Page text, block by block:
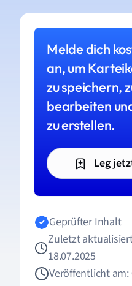
Melde dich
an, um
zu speichern,
bearbeiten
zu erstellen.
Leg
Geprüfter Inhalt
Zuletzt
18.07.2025
Veröffentlicht am: